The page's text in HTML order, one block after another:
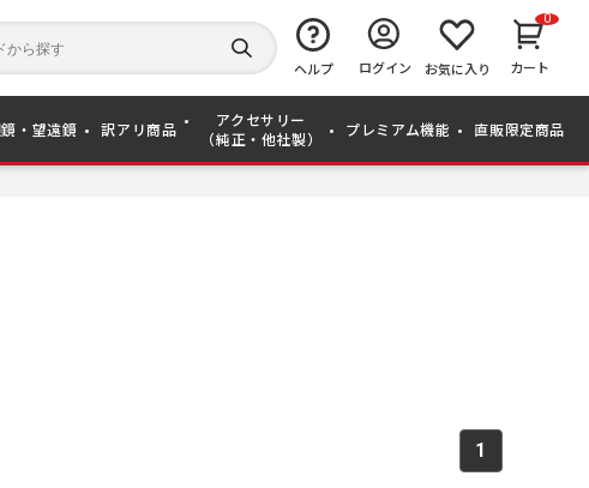
か
ら
検
索
す
る
ヘルプ ログイン お気に入り
0
カート
・望遠鏡 訳アリ商品
アクセサリー
（純正・他社製）
プレミアム機能 直販限定商品
1